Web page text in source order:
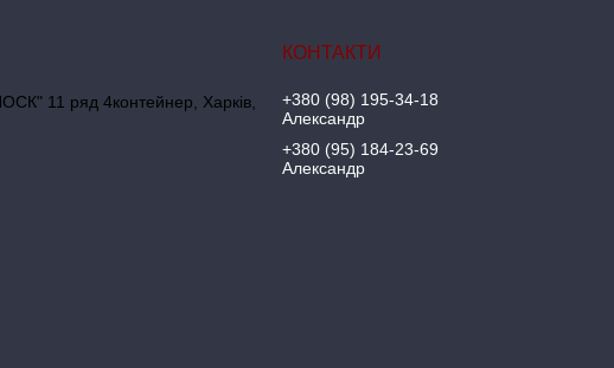
11 ряд 4контейнер, Харків,
+380 (98) 195-34-18
Александр
+380 (95) 184-23-69
Александр